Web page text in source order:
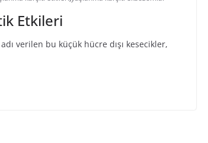
Etkileri
verilen bu küçük hücre dışı kesecikler,